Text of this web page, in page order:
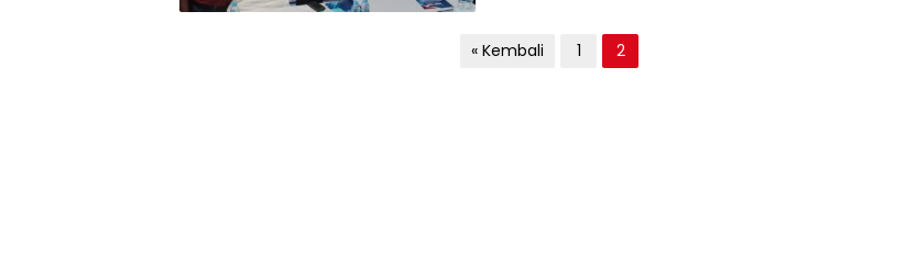
« Kembali 1 2